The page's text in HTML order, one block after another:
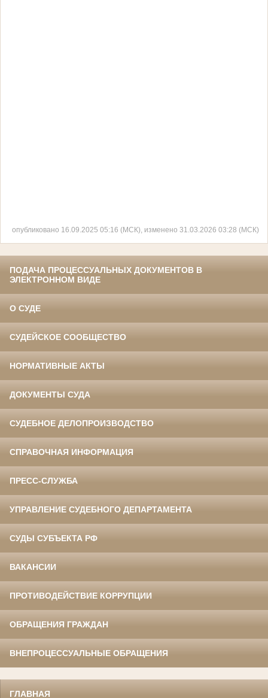
опубликовано 16.09.2025 05:16 (МСК), изменено 31.03.2026 03:28 (МСК)
ПОДАЧА ПРОЦЕССУАЛЬНЫХ ДОКУМЕНТОВ В
ЭЛЕКТРОННОМ ВИДЕ
О СУДЕ
СУДЕЙСКОЕ СООБЩЕСТВО
НОРМАТИВНЫЕ АКТЫ
ДОКУМЕНТЫ СУДА
СУДЕБНОЕ ДЕЛОПРОИЗВОДСТВО
СПРАВОЧНАЯ ИНФОРМАЦИЯ
ПРЕСС-СЛУЖБА
УПРАВЛЕНИЕ СУДЕБНОГО ДЕПАРТАМЕНТА
СУДЫ СУБЪЕКТА РФ
ВАКАНСИИ
ПРОТИВОДЕЙСТВИЕ КОРРУПЦИИ
ОБРАЩЕНИЯ ГРАЖДАН
ВНЕПРОЦЕССУАЛЬНЫЕ ОБРАЩЕНИЯ
ГЛАВНАЯ